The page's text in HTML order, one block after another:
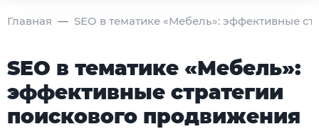
Главная SEO в тематике «Мебель»: эффективные
SEO в тематике «Мебель»:
эффективные стратегии
поискового продвижения